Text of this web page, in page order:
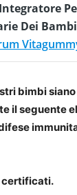
Dei
bimbi
il seguente
certificati.